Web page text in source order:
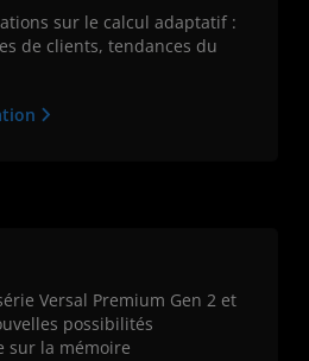
sur le calcul adaptatif :
de clients, tendances du
Versal Premium Gen 2 et
possibilités
sur la mémoire